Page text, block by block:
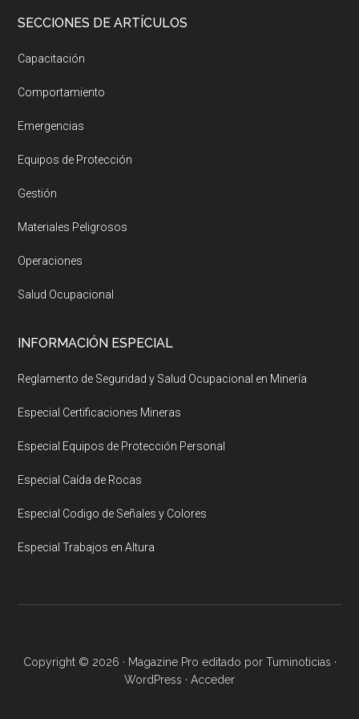
SECCIONES DE ARTÍCULOS
Capacitación
Comportamiento
Emergencias
Equipos de Protección
Gestión
Materiales Peligrosos
Operaciones
Salud Ocupacional
INFORMACIÓN ESPECIAL
Reglamento de Seguridad y Salud Ocupacional en Minería
Especial Certificaciones Mineras
Especial Equipos de Protección Personal
Especial Caída de Rocas
Especial Codigo de Señales y Colores
Especial Trabajos en Altura
Copyright © 2026 · Magazine Pro editado por Tuminoticias ·
WordPress · Acceder